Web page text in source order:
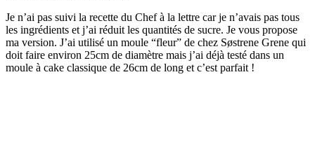
Je n’ai pas suivi la recette du Chef à la lettre car je n’avais pas tous
les ingrédients et j’ai réduit les quantités de sucre. Je vous propose
ma version. J’ai utilisé un moule “fleur” de chez Søstrene Grene qui
doit faire environ 25cm de diamètre mais j’ai déjà testé dans un
moule à cake classique de 26cm de long et c’est parfait !